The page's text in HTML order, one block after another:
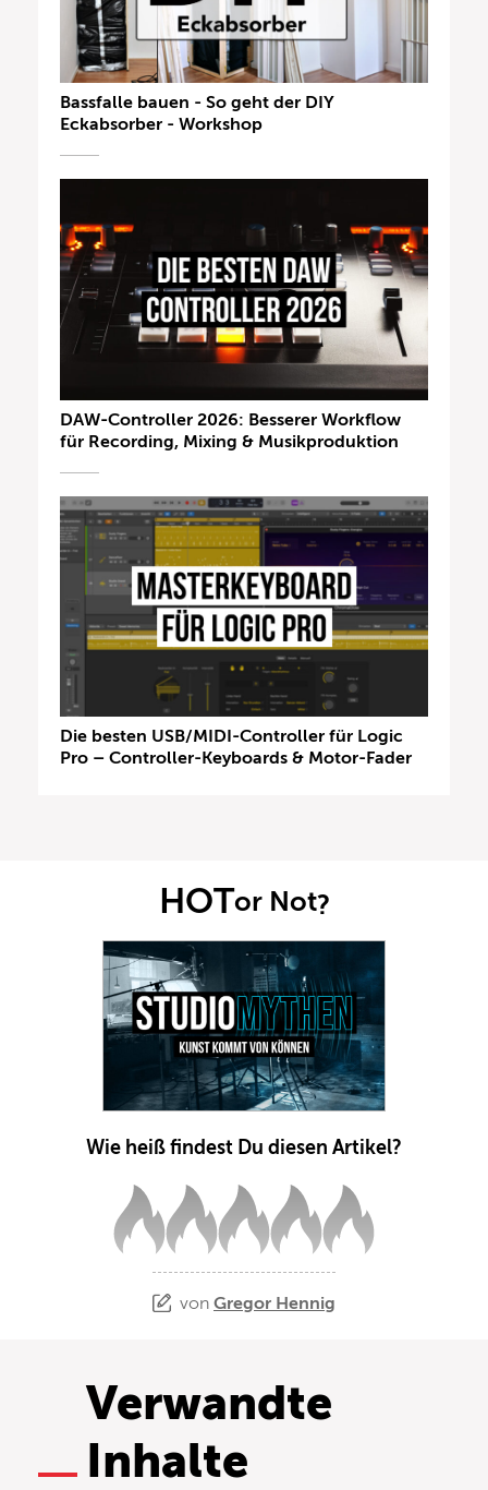
Bassfalle bauen - So geht der DIY
Eckabsorber - Workshop
DAW-Controller 2026: Besserer Workflow
für Recording, Mixing & Musikproduktion
Die besten USB/MIDI-Controller für Logic
Pro – Controller-Keyboards & Motor-Fader
HOTor Not?
Wie heiß findest Du diesen Artikel?
von Gregor Hennig
Verwandte
Inhalte